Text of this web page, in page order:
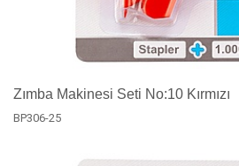
Zımba Makinesi Seti No:10 Kırmızı
BP306-25